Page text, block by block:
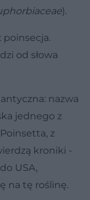
).
poinsecja.
od słowa
nazwa
jednego z
z
kroniki -
USA,
na tę roślinę.